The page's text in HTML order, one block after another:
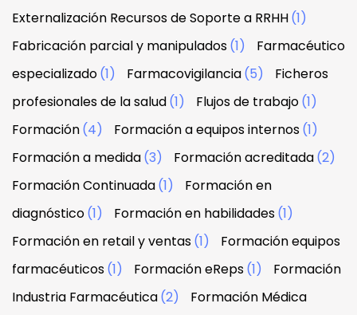
Externalización Recursos de Soporte a RRHH(1)
Fabricación parcial y manipulados(1)
Farmacéutico
especializado(1) Farmacovigilancia(5)
Ficheros
profesionales de la salud(1) Flujos de trabajo(1)
Formación(4) Formación a equipos internos(1)
Formación a medida(3) Formación acreditada(2)
Formación Continuada(1)
Formación en
diagnóstico(1) Formación en habilidades(1)
Formación en retail y ventas(1)
Formación equipos
farmacéuticos(1) Formación eReps(1)
Formación
Industria Farmacéutica(2)
Formación Médica